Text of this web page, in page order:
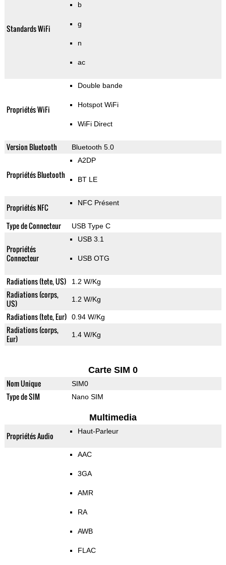
Standards WiFi
b
g
n
ac
Propriétés WiFi
Double bande
Hotspot WiFi
WiFi Direct
Version Bluetooth Bluetooth 5.0
Propriétés Bluetooth
A2DP
BT LE
Propriétés NFC NFC Présent
Type de Connecteur USB Type C
Propriétés
Connecteur
USB 3.1
USB OTG
Radiations (tete, US) 1.2 W/Kg
Radiations (corps,
US)
1.2 W/Kg
Radiations (tete, Eur) 0.94 W/Kg
Radiations (corps,
Eur)
1.4 W/Kg
Carte SIM 0
Nom Unique SIM0
Type de SIM Nano SIM
Multimedia
Propriétés Audio Haut-Parleur
AAC
3GA
AMR
RA
AWB
FLAC